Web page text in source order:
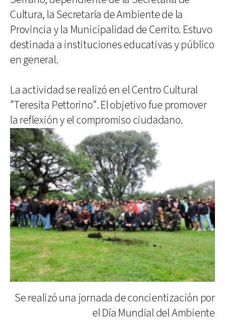
Cultura, la Secretaría de Ambiente de la
Provincia y la Municipalidad de Cerrito. Estuvo
destinada a instituciones educativas y público
en general.
La actividad se realizó en el Centro Cultural
"Teresita Pettorino". El objetivo fue promover
la reflexión y el compromiso ciudadano.
Se realizó una jornada de concientización por
el Día Mundial del Ambiente